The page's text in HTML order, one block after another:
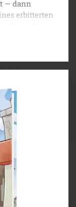
— dann
erbitterten
Plan hinter